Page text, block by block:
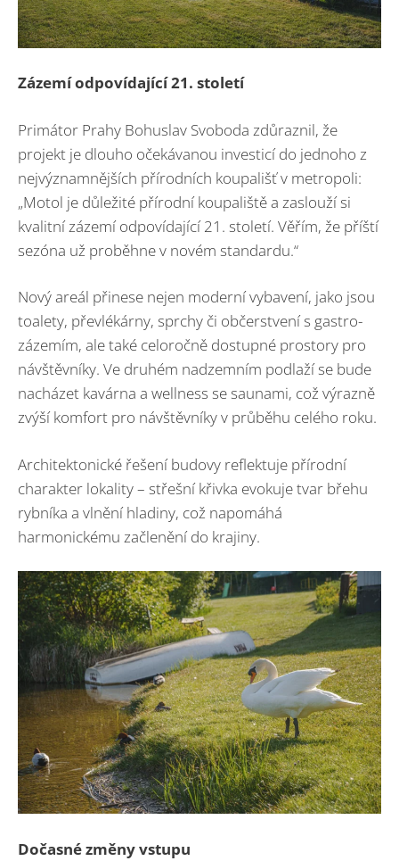
Zázemí odpovídající 21. století
Primátor Prahy Bohuslav Svoboda zdůraznil, že
projekt je dlouho očekávanou investicí do jednoho z
nejvýznamnějších přírodních koupališť v metropoli:
„Motol je důležité přírodní koupaliště a zaslouží si
kvalitní zázemí odpovídající 21. století. Věřím, že příští
sezóna už proběhne v novém standardu.“
Nový areál přinese nejen moderní vybavení, jako jsou
toalety, převlékárny, sprchy či občerstvení s gastro-
zázemím, ale také celoročně dostupné prostory pro
návštěvníky. Ve druhém nadzemním podlaží se bude
nacházet kavárna a wellness se saunami, což výrazně
zvýší komfort pro návštěvníky v průběhu celého roku.
Architektonické řešení budovy reflektuje přírodní
charakter lokality – střešní křivka evokuje tvar břehu
rybníka a vlnění hladiny, což napomáhá
harmonickému začlenění do krajiny.
Dočasné změny vstupu